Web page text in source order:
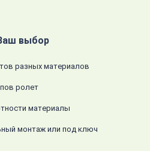
выбор
разных материалов
ролет
материалы
монтаж или под ключ